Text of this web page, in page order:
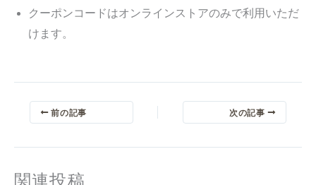
クーポンコードはオンラインストアのみで利用いただ
けます。
前の記事 次の記事
関連投稿